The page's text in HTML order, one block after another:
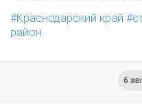
Краснодарский край
район
6